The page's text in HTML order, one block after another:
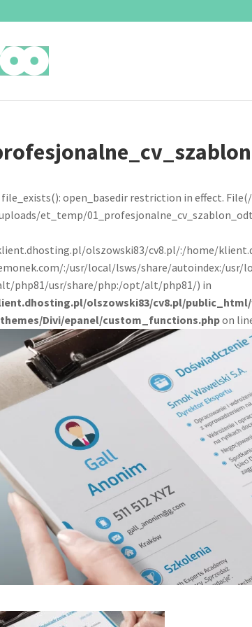
file_exists(): open_basedir restriction in effect.
et_temp/
olszowski83/cv8.pl/:/home/
:/usr/local/lsws/share/autoindex:/
php81/usr/share/php:/opt/alt/php81/) in
olszowski83/cv8.pl/
Divi/epanel/custom_functions.phpon